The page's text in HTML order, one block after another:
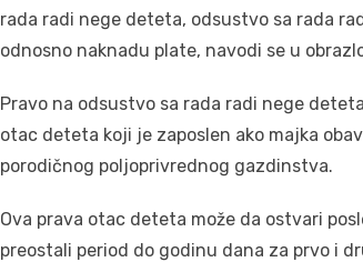
rada radi nege deteta, odsustvo sa rada
odnosno naknadu plate, navodi se u
Pravo na odsustvo sa rada radi nege
otac deteta koji je zaposlen ako majka
porodičnog poljoprivrednog gazdinstva.
Ova prava otac deteta može da ostvari
preostali period do godinu dana za prvo i